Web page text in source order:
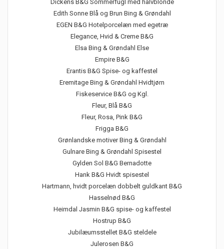
Dickens B&G Sommerfugl med halvblonde
Edith Sonne Blå og Brun Bing & Grøndahl
EGEN B&G Hotelporcelæn med egetræ
Elegance, Hvid & Creme B&G
Elsa Bing & Grøndahl Else
Empire B&G
Erantis B&G Spise- og kaffestel
Eremitage Bing & Grøndahl Hvidtjørn
Fiskeservice B&G og Kgl.
Fleur, Blå B&G
Fleur, Rosa, Pink B&G
Frigga B&G
Grønlandske motiver Bing & Grøndahl
Gulnare Bing & Grøndahl Spisestel
Gylden Sol B&G Bernadotte
Hank B&G Hvidt spisestel
Hartmann, hvidt porcelæn dobbelt guldkant B&G
Hasselnød B&G
Heimdal Jasmin B&G spise- og kaffestel
Hostrup B&G
Jubilæumsstellet B&G steldele
Julerosen B&G